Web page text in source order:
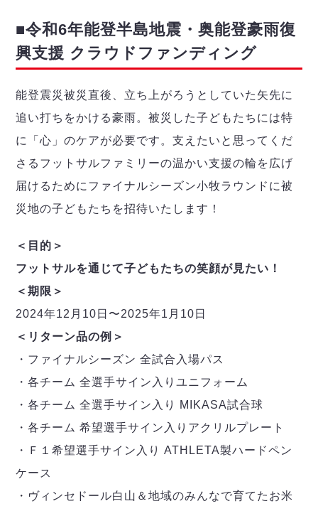
■令和6年能登半島地震・奥能登豪雨復
興支援 クラウドファンディング
能登震災被災直後、立ち上がろうとしていた矢先に
追い打ちをかける豪雨。被災した子どもたちには特
に「心」のケアが必要です。支えたいと思ってくだ
さるフットサルファミリーの温かい支援の輪を広げ
届けるためにファイナルシーズン小牧ラウンドに被
災地の子どもたちを招待いたします！
＜目的＞
フットサルを通じて子どもたちの笑顔が見たい！
＜期限＞
2024年12月10日〜2025年1月10日
＜リターン品の例＞
・ファイナルシーズン 全試合入場パス
・各チーム 全選手サイン入りユニフォーム
・各チーム 全選手サイン入り MIKASA試合球
・各チーム 希望選手サイン入りアクリルプレート
・Ｆ１希望選手サイン入り ATHLETA製ハードペン
ケース
・ヴィンセドール白山＆地域のみんなで育てたお米